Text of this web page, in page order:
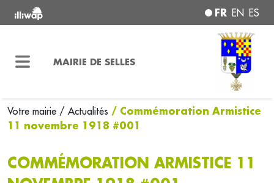
FR EN ES
MAIRIE DE SELLES
Votre mairie / Actualités / Commémoration Armistice
11 novembre 1918 #001
COMMÉMORATION ARMISTICE 11